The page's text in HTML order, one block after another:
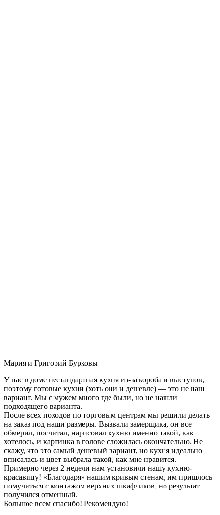
Мария и Григорий Бурковы
У нас в доме нестандартная кухня из-за короба и выступов,
поэтому готовые кухни (хоть они и дешевле) — это не наш
вариант. Мы с мужем много где были, но не нашли
подходящего варианта.
После всех походов по торговым центрам мы решили делать
на заказ под наши размеры. Вызвали замерщика, он все
обмерил, посчитал, нарисовал кухню именно такой, как
хотелось, и картинка в голове сложилась окончательно. Не
скажу, что это самый дешевый вариант, но кухня идеально
вписалась и цвет выбрала такой, как мне нравится.
Примерно через 2 недели нам установили нашу кухню-
красавицу! «Благодаря» нашим кривым стенам, им пришлось
помучиться с монтажом верхних шкафчиков, но результат
получился отменный.
Большое всем спасибо! Рекомендую!